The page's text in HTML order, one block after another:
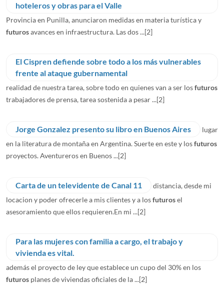
hoteleros y obras para el Valle
Provincia en Punilla, anunciaron medidas en materia turística y
futurosavances en infraestructura. Las dos ...[2]
El Cispren defiende sobre todo a los más vulnerables
frente al ataque gubernamental
realidad de nuestra tarea, sobre todo en quienes van a ser losfuturos
trabajadores de prensa, tarea sostenida a pesar ...[2]
Jorge Gonzalez presento su libro en Buenos Aires
lugar
en la literatura de montaña en Argentina. Suerte en este y losfuturos
proyectos. Aventureros en Buenos ...[2]
Carta de un televidente de Canal 11
distancia, desde mi
locacion y poder ofrecerle a mis clientes y a losfuturosel
asesoramiento que ellos requieren.En mi ...[2]
Para las mujeres con familia a cargo, el trabajo y
vivienda es vital.
además el proyecto de ley que establece un cupo del 30% en los
futuros planes de viviendas oficiales de la ...[2]